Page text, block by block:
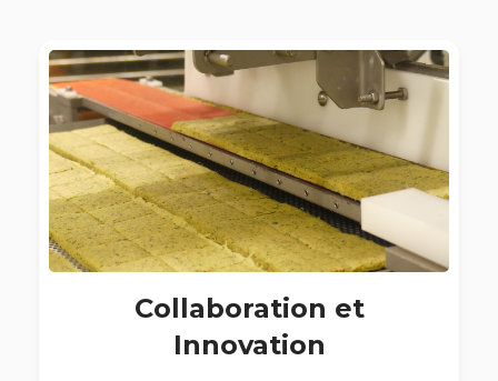
Collaboration et
Innovation